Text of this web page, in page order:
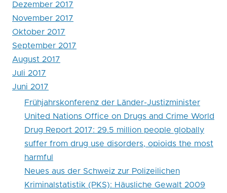
und
2015
Dezember 2017
November 2017
Oktober 2017
September 2017
August 2017
Juli 2017
Juni 2017
Frühjahrskonferenz der Länder-Justizminister
United Nations Office on Drugs and Crime World
Drug Report 2017: 29.5 million people globally
suffer from drug use disorders, opioids the most
harmful
Neues aus der Schweiz zur Polizeilichen
Kriminalstatistik (PKS): Häusliche Gewalt 2009